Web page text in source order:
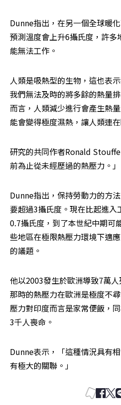
Dunne指出，在另一個全球暖
預測溫度會上升6攝氏度，許
能無法工作。
人類是吸熱型的生物，這也表
我們無法及時的將多餘的熱量
而言，人類減少進行會產生熱
能會變得極度濕熱，讓人類連
研究的共同作者Ronald
前為止從未經歷過的熱壓力。」
Dunne指出，保持勞動力的方
要超過3攝氏度。現在比起進入
0.7攝氏度，到了本世紀中期可
些地區在極限熱壓力環境下適
的議題。
他以2003發生於歐洲導致7萬
那時的熱壓力在歐洲是極度不
壓力對印度而言是家常便飯，
3千人喪命。
Dunne表示，「這種情況具有
有極大的關聯。」